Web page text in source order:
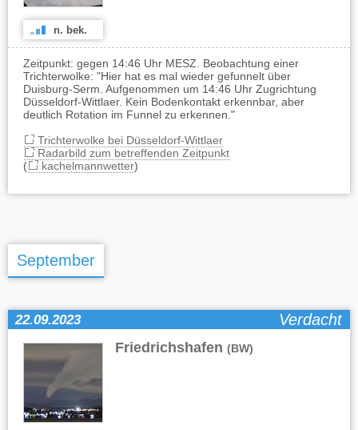
n. bek.
Zeitpunkt: gegen 14:46 Uhr MESZ. Beobachtung einer
Trichterwolke: "Hier hat es mal wieder gefunnelt über
Duisburg-Serm. Aufgenommen um 14:46 Uhr Zugrichtung
Düsseldorf-Wittlaer. Kein Bodenkontakt erkennbar, aber
deutlich Rotation im Funnel zu erkennen."
Trichterwolke bei Düsseldorf-Wittlaer
Radarbild zum betreffenden Zeitpunkt
(
kachelmannwetter)
September
22.09.2023 Verdacht
Friedrichshafen (BW)